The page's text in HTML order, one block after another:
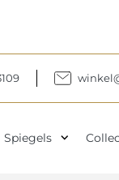
Spiegels expand_more